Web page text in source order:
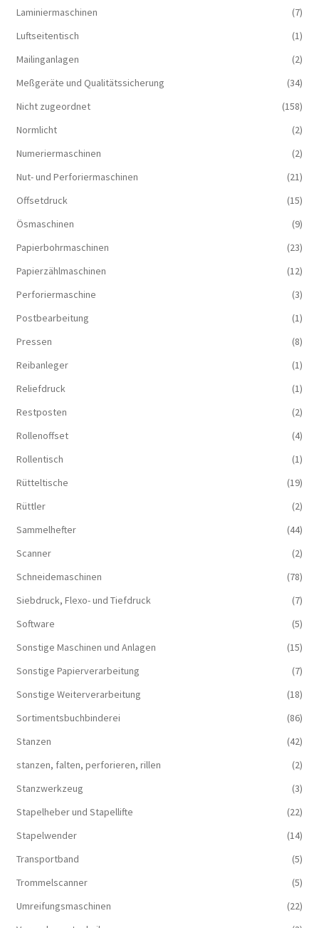
Laminiermaschinen
(7)
Luftseitentisch
(1)
Mailinganlagen
(2)
Meßgeräte und Qualitätssicherung
(34)
Nicht zugeordnet
(158)
Normlicht
(2)
Numeriermaschinen
(2)
Nut- und Perforiermaschinen
(21)
Offsetdruck
(15)
Ösmaschinen
(9)
Papierbohrmaschinen
(23)
Papierzählmaschinen
(12)
Perforiermaschine
(3)
Postbearbeitung
(1)
Pressen
(8)
Reibanleger
(1)
Reliefdruck
(1)
Restposten
(2)
Rollenoffset
(4)
Rollentisch
(1)
Rütteltische
(19)
Rüttler
(2)
Sammelhefter
(44)
Scanner
(2)
Schneidemaschinen
(78)
Siebdruck, Flexo- und Tiefdruck
(7)
Software
(5)
Sonstige Maschinen und Anlagen
(15)
Sonstige Papierverarbeitung
(7)
Sonstige Weiterverarbeitung
(18)
Sortimentsbuchbinderei
(86)
Stanzen
(42)
stanzen, falten, perforieren, rillen
(2)
Stanzwerkzeug
(3)
Stapelheber und Stapellifte
(22)
Stapelwender
(14)
Transportband
(5)
Trommelscanner
(5)
Umreifungsmaschinen
(22)